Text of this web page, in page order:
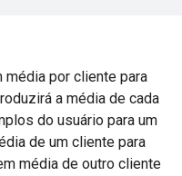
média por cliente para
a média de cada
do usuário para um
de um cliente para
média de outro cliente